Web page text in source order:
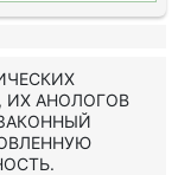
ИХ АНОЛОГОВ